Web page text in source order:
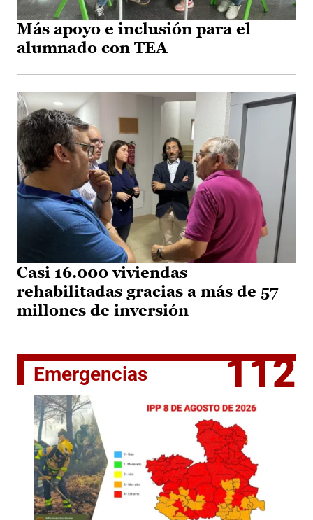
Más apoyo e inclusión para el
alumnado con TEA
Casi 16.000 viviendas
rehabilitadas gracias a más de 57
millones de inversión
Emergencias 112